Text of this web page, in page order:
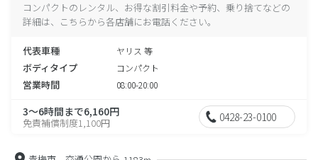
コンパクトのレンタル、お得な割引料金や予約、乗り捨てなどの
詳細は、こちらから各店舗にお電話ください。
代表車種 ヤリス 等
ボディタイプ コンパクト
営業時間 08:00-20:00
3～6時間まで6,160円
免責補償制度1,100円 0428-23-0100